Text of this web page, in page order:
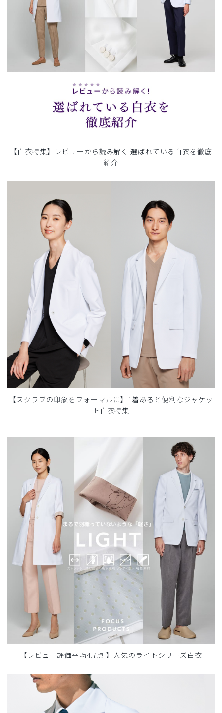
【白衣特集】レビューから読み解く!選ばれている白衣を徹底
紹介
【スクラブの印象をフォーマルに】1着あると便利なジャケッ
ト白衣特集
【レビュー評価平均4.7点!】人気のライトシリーズ白衣